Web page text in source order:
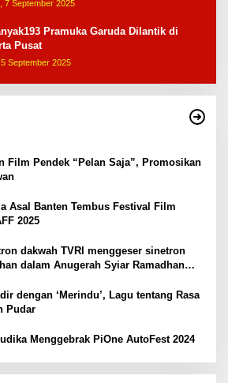
7 September 2025
Pramuka Garuda Dilantik di
Pusat
September 2025
Film Pendek “Pelan Saja”, Promosikan
Asal Banten Tembus Festival Film
2025
dakwah TVRI menggeser sinetron
dengan ‘Merindu’, Lagu tentang Rasa
Pudar
Menggebrak PiOne AutoFest 2024